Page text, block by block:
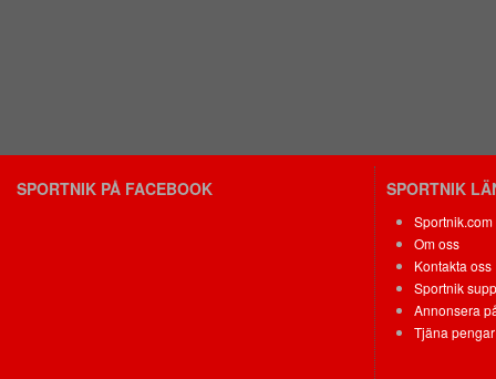
SPORTNIK PÅ FACEBOOK SPORTNIK
Sportnik.com
Om oss
Kontakta oss
Sportnik
Annonsera
Tjäna pengar